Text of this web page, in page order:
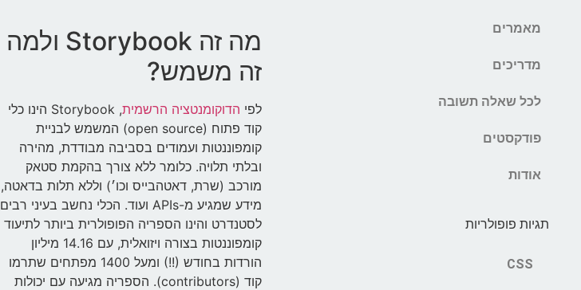
מאמרים
מדריכים
לכל שאלה תשובה
פודקסטים
אודות
תגיות פופולריות
CSS
מה זה Storybook ולמה
זה משמש?
לפי הדוקומנטציה הרשמית
, Storybook הינו כלי
קוד פתוח (open source) המשמש לבניית
קומפוננטות ועמודים בסביבה מבודדת, מהירה
ובלתי תלויה. כלומר ללא צורך בהקמת סטאק
מורכב (שרת, דאטהבייס וכו׳) וללא תלות בדאטה,
מידע שמגיע מ-APIs ועוד. הכלי נחשב בעיני רבים
לסטנדרט והינו הספריה הפופולרית ביותר לתיעוד
קומפוננטות בצורה ויזואלית, עם 14.16 מיליון
הורדות בחודש (!!) ומעל 1400 מפתחים שתרמו
קוד (contributors). הספריה מגיעה עם יכולות